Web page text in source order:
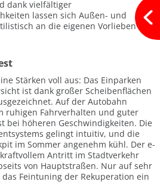
dank vielfältiger
lassen sich Außen- und
an die eigenen Vorlieben
Stärken voll aus: Das Einparken
ist dank großer Scheibenflächen
Auf der Autobahn
ruhigen Fahrverhalten und guter
bei höheren Geschwindigkeiten. Die
gelingt intuitiv, und die
im Sommer angenehm kühl. Der e-
Antritt im Stadtverkehr
von Hauptstraßen. Nur auf sehr
Feintuning der Rekuperation ein